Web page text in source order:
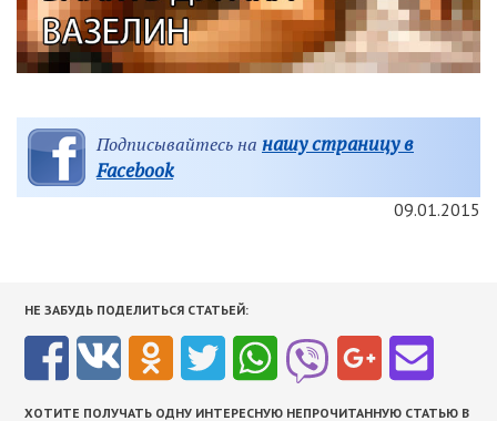
Подписывайтесь на нашу страницу в
Facebook
09.01.2015
НЕ ЗАБУДЬ ПОДЕЛИТЬСЯ СТАТЬЕЙ:
ХОТИТЕ ПОЛУЧАТЬ ОДНУ ИНТЕРЕСНУЮ НЕПРОЧИТАННУЮ СТАТЬЮ В